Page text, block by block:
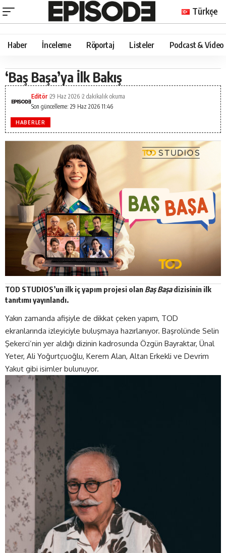
Türkçe
Haber İnceleme Röportaj Listeler Podcast & Video
‘Baş Başa’ya İlk Bakış
Son güncelleme: 29 Haz 2026 11:46
Editör 29 Haz 2026 2 dakikalık okuma
HABERLER
TOD STUDIOS’un ilk iç yapım projesi olan Baş Başa dizisinin ilk
tanıtımı yayınlandı.
Yakın zamanda afişiyle de dikkat çeken yapım, TOD
ekranlarında izleyiciyle buluşmaya hazırlanıyor. Başrolünde Selin
Şekerci’nin yer aldığı dizinin kadrosunda Özgün Bayraktar, Ünal
Yeter, Ali Yoğurtçuoğlu, Kerem Alan, Altan Erkekli ve Devrim
Yakut gibi isimler bulunuyor.